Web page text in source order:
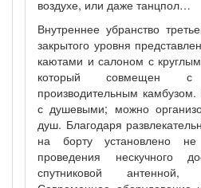
воздухе, или даже танцпол…
Внутреннее убранство
закрытого уровня
каютами и салоном с
который совмещен
производительным
с душевыми; можно
душ. Благодаря
на борту установлено
проведения нескучного
спутниковой